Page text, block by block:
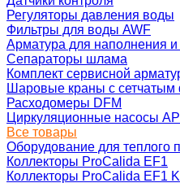
Регуляторы давления воды
Фильтры для воды AWF
Арматура для наполнения
Сепараторы шлама
Комплект сервисной
Шаровые краны с сетчатым
Расходомеры DFM
Циркуляционные насосы
Все товары
Оборудование для теплого
Коллекторы ProCalida EF1
Коллекторы ProCalida EF1 K